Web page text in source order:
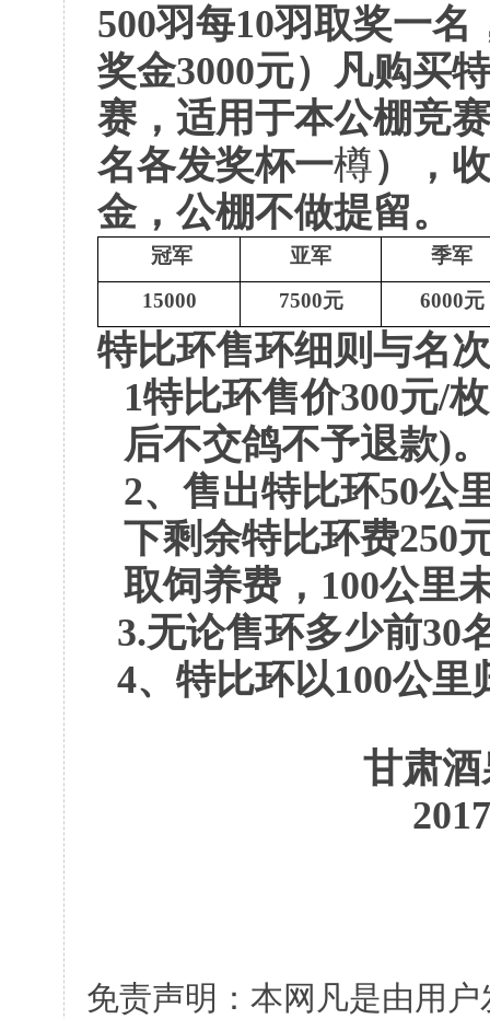
500羽每10羽取奖一名
奖金3000元）凡购买
赛，适用于本公棚竞
名各发奖杯一樽），
金， 公棚不做提留。
冠军 亚军
季军
15000
7500元 6000元
特比环售环细则 与名
1特比环售价300元/
后不交鸽不予退款)。
2、售出特比环50公
下剩余特比环费250
取饲养费， 100公里
3.无论售环多少前30
4、特比环以100公里
甘肃
免责声明：本网凡是由用